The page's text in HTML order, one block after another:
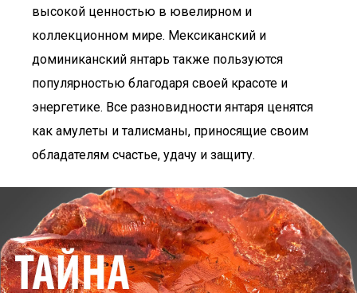
высокой ценностью в ювелирном и
коллекционном мире. Мексиканский и
доминиканский янтарь также пользуются
популярностью благодаря своей красоте и
энергетике. Все разновидности янтаря ценятся
как амулеты и талисманы, приносящие своим
обладателям счастье, удачу и защиту.